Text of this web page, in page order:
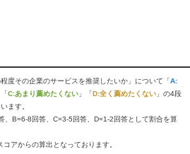
度その企業のサービスを推奨したいか」について「A:
「C:あまり薦めたくない 」「D:全く薦めたくない 」の4段
ます。
B=6-8回答、C=3-5回答、D=1-2回答として割合を算
アからの算出となっております。